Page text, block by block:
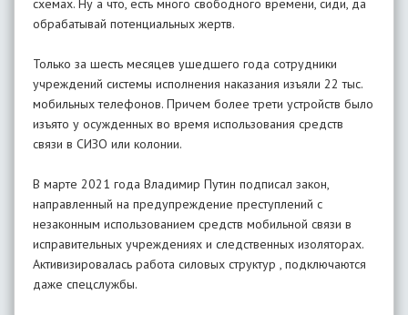
схемах. Ну а что, есть много свободного времени, сиди, да
обрабатывай потенциальных жертв.
Только за шесть месяцев ушедшего года сотрудники
учреждений системы исполнения наказания изъяли 22 тыс.
мобильных телефонов. Причем более трети устройств было
изъято у осужденных во время использования средств
связи в СИЗО или колонии.
В марте 2021 года Владимир Путин подписал закон,
направленный на предупреждение преступлений с
незаконным использованием средств мобильной связи в
исправительных учреждениях и следственных изоляторах.
Активизировалась работа силовых структур , подключаются
даже спецслужбы.